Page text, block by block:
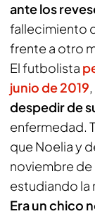
ante los
fallecimiento
frente a otro
El futbolista
junio de 2019
despedir de
enfermedad.
que Noelia y
noviembre de
estudiando la
Era un chico